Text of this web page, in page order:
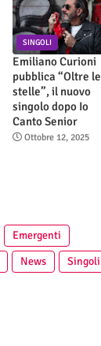
SINGOLI
Emiliano Curioni
pubblica “Oltre le
stelle”, il nuovo
singolo dopo Io
Canto Senior
Ottobre 12, 2025
Emergenti
News
Singoli